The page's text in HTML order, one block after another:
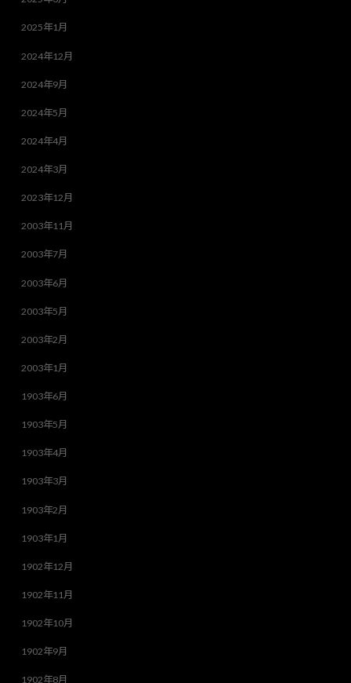
2025年1月
2024年12月
2024年9月
2024年5月
2024年4月
2024年3月
2023年12月
2003年11月
2003年7月
2003年6月
2003年5月
2003年2月
2003年1月
1903年6月
1903年5月
1903年4月
1903年3月
1903年2月
1903年1月
1902年12月
1902年11月
1902年10月
1902年9月
1902年8月